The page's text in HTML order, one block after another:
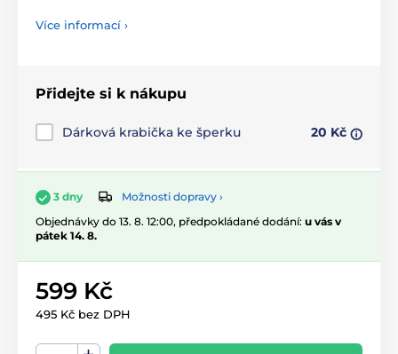
Více informací ›
Přidejte si k nákupu
Dárková krabička ke šperku 20 Kč
3 dny
Možnosti dopravy ›
Objednávky do 13. 8. 12:00, předpokládané dodání: u vás v
pátek 14. 8.
599 Kč
495 Kč bez DPH